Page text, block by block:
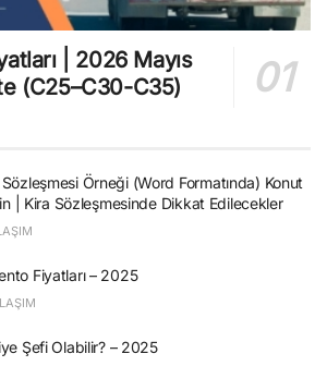
| 2026 Mayıs
(C25–C30-C35)
Örneği (Word Formatında) Konut
| Kira Sözleşmesinde Dikkat Edilecekler
Fiyatları – 2025
Şefi Olabilir? – 2025